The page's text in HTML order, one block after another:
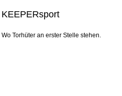
KEEPERsport
Wo Torhüter an erster Stelle stehen.